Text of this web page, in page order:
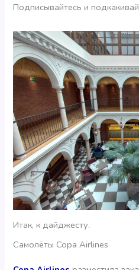
Подписывайтесь и
Итак, к дайджесту.
Самолёты Copa Airlines